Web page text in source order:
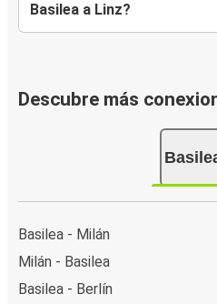
Basilea a Linz?
Descubre más
Basilea - Milán
Milán - Basilea
Basilea - Berlín